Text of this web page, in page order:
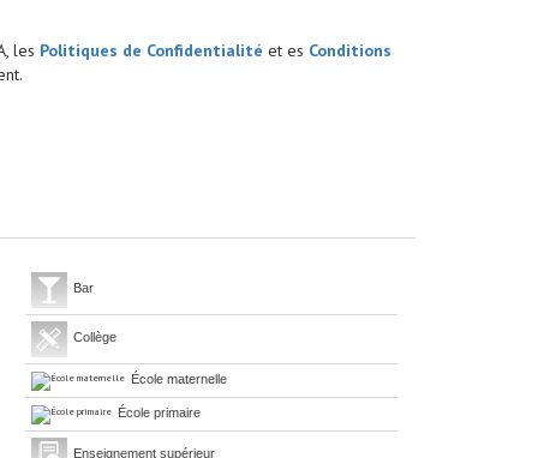
les Politiques de Confidentialité et es Conditions
Bar
Collège
École maternelle
École primaire
Enseignement supérieur